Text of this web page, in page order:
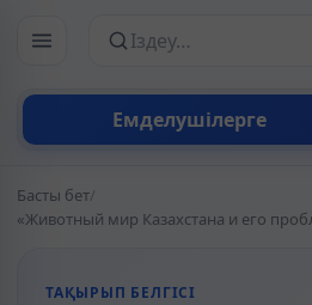
Емделушілерге
Сайттан іздеу
Басты бет/
ТАҚЫРЫП БЕЛГІСІ